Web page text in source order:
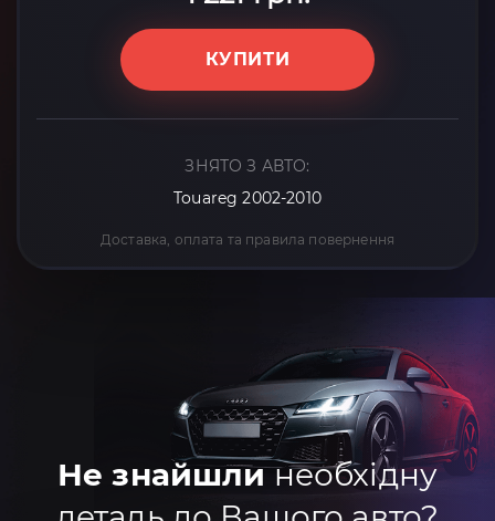
КУПИТИ
ЗНЯТО З АВТО:
Touareg 2002-2010
Доставка, оплата та правила повернення
Не знайшлинеобхідну